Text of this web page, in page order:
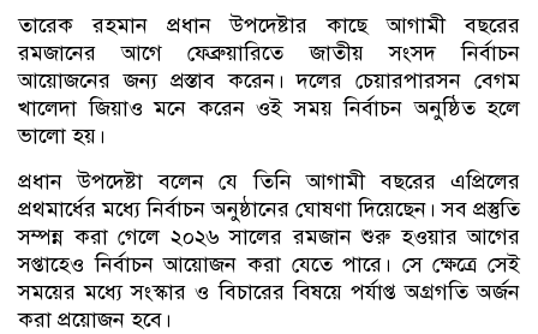
তারেক রহমান প্রধান উপদেষ্টার কাছে আগামী বছরের
রমজানের আগে ফেব্রুয়ারিতে জাতীয় সংসদ নির্বাচন
আয়োজনের জন্য প্রস্তাব করেন। দলের চেয়ারপারসন বেগম
খালেদা জিয়াও মনে করেন ওই সময় নির্বাচন অনুষ্ঠিত হলে
ভালো হয়।
প্রধান উপদেষ্টা বলেন যে তিনি আগামী বছরের এপ্রিলের
প্রথমার্ধের মধ্যে নির্বাচন অনুষ্ঠানের ঘোষণা দিয়েছেন। সব প্রস্তুতি
সম্পন্ন করা গেলে ২০২৬ সালের রমজান শুরু হওয়ার আগের
সপ্তাহেও নির্বাচন আয়োজন করা যেতে পারে। সে ক্ষেত্রে সেই
সময়ের মধ্যে সংস্কার ও বিচারের বিষয়ে পর্যাপ্ত অগ্রগতি অর্জন
করা প্রয়োজন হবে।